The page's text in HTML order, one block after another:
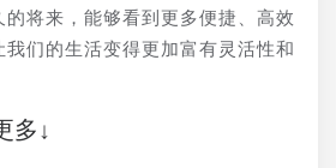
将来，能够看到更多便捷、高效
们的生活变得更加富有灵活性和
多↓